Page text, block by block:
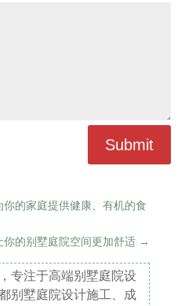
Submit
的家庭提供健康、有机的食
你的别墅庭院空间更加舒适 →
专注于高端别墅庭院设
别墅庭院设计施工、成